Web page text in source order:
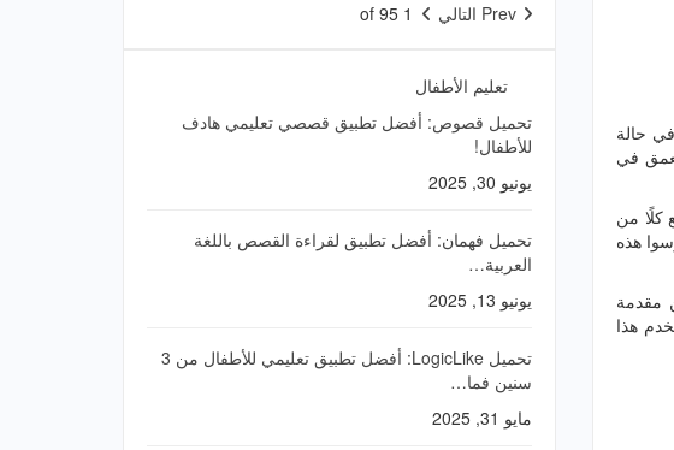
حالة
في
كلًا من
هذه
مقدمة
هذا
التالي 1 of 95
تعليم الأطفال
تحميل قصوص: أفضل تطبيق قصصي تعليمي هادف
للأطفال!
يونيو 30, 2025
تحميل فهمان: أفضل تطبيق لقراءة القصص باللغة
العربية…
يونيو 13, 2025
تحميل LogicLike: أفضل تطبيق تعليمي للأطفال من 3
سنين فما…
مايو 31, 2025